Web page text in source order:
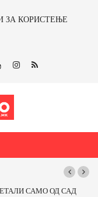
ЗА КОРИСТЕЊЕ
„5-ти Ноември“ во